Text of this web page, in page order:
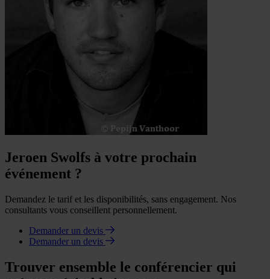
Jeroen Swolfs à votre prochain
événement ?
Demandez le tarif et les disponibilités, sans engagement. Nos
consultants vous conseillent personnellement.
Demander un devis
Demander un devis
Trouver ensemble le conférencier qui